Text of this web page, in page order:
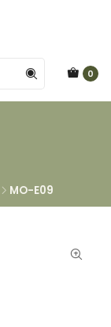
0
MO-E09